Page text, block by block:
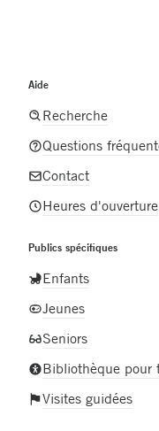
Aide
Recherche
Questions
Contact
Heures d'ouverture
Publics spécifiques
Enfants
Jeunes
Seniors
Bibliothèque pour
Visites guidées